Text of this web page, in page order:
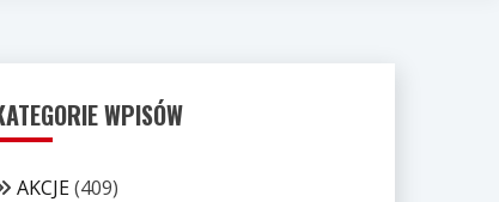
WPISÓW
AKCJE(409)